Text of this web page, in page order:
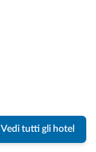
Vedi tutti gli hotel